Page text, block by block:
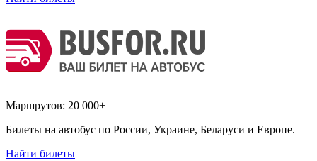
Маршрутов: 20 000+
Билеты на автобус по России, Украине, Беларуси и Европе.
Найти билеты